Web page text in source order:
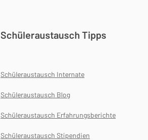
Schüleraustausch Tipps
Schüleraustausch Internate
Schüleraustausch Blog
Schüleraustausch Erfahrungsberichte
Schüleraustausch Stipendien